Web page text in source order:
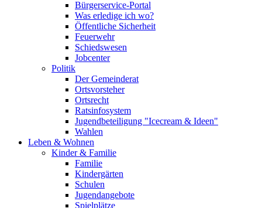
Bürgerservice-Portal
Was erledige ich wo?
Öffentliche Sicherheit
Feuerwehr
Schiedswesen
Jobcenter
Politik
Der Gemeinderat
Ortsvorsteher
Ortsrecht
Ratsinfosystem
Jugendbeteiligung "Icecream & Ideen"
Wahlen
Leben & Wohnen
Kinder & Familie
Familie
Kindergärten
Schulen
Jugendangebote
Spielplätze